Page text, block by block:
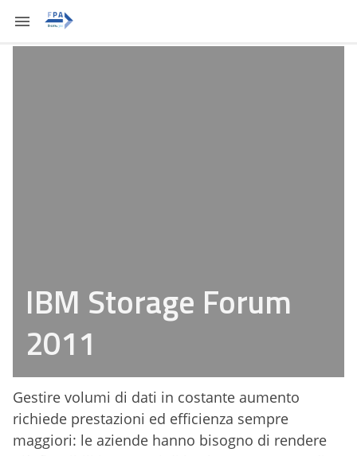
IBM Storage Forum
2011
Gestire volumi di dati in costante aumento
richiede prestazioni ed efficienza sempre
maggiori: le aziende hanno bisogno di rendere